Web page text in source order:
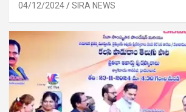
04/12/2024 SIRA NEWS